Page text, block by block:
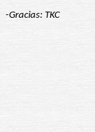
-Gracias: TKC